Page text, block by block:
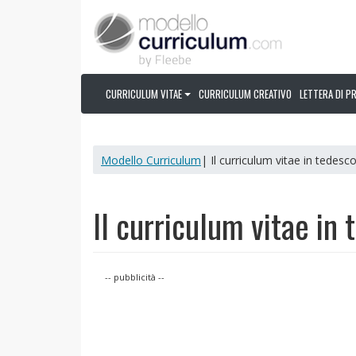
CURRICULUM VITAE CURRICULUM CREATIVO LETTERA DI
Modello Curriculum | Il curriculum vitae in
Il curriculum vitae in
-- pubblicità --